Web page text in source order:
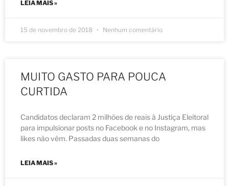
LEIA MAIS »
15 de novembro de 2018 Nenhum comentário
MUITO GASTO PARA POUCA
CURTIDA
Candidatos declaram 2 milhões de reais à Justiça Eleitoral
para impulsionar posts no Facebook e no Instagram, mas
likes não vêm. Passadas duas semanas do
LEIA MAIS »